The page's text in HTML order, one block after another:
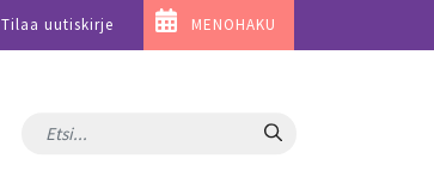
Tilaa uutiskirje MENOHAKU
Hae